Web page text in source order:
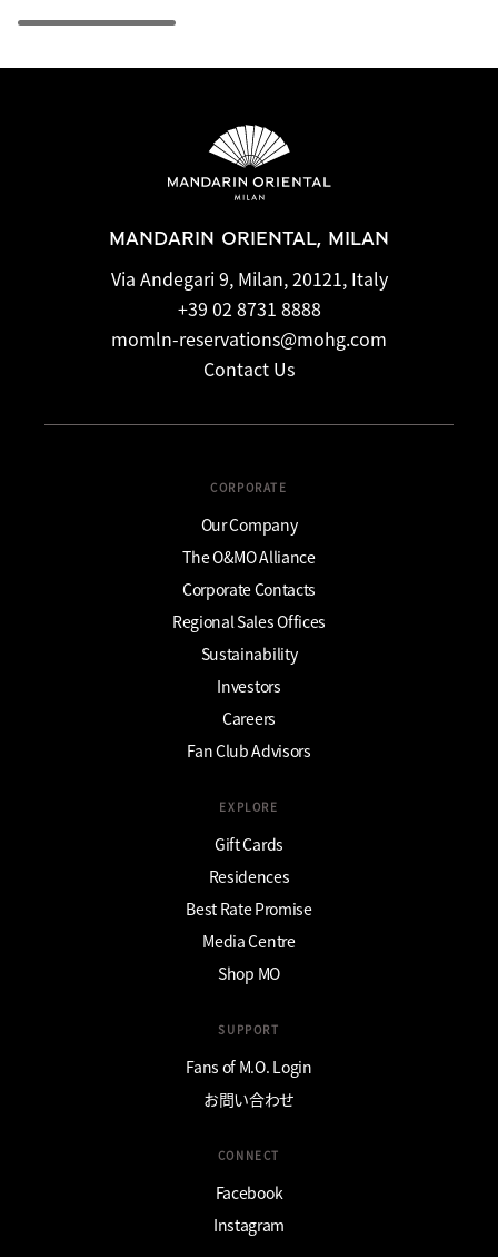
MANDARIN ORIENTAL, MILAN
Via Andegari 9, Milan, 20121, Italy
+39 02 8731 8888
momln-reservations@mohg.com
Contact Us
CORPORATE
Our Company
The O&MO Alliance
Corporate Contacts
Regional Sales Offices
Sustainability
Investors
Careers
Fan Club Advisors
EXPLORE
Gift Cards
Residences
Best Rate Promise
Media Centre
Shop MO
SUPPORT
Fans of M.O. Login
お問い合わせ
CONNECT
Facebook
Instagram